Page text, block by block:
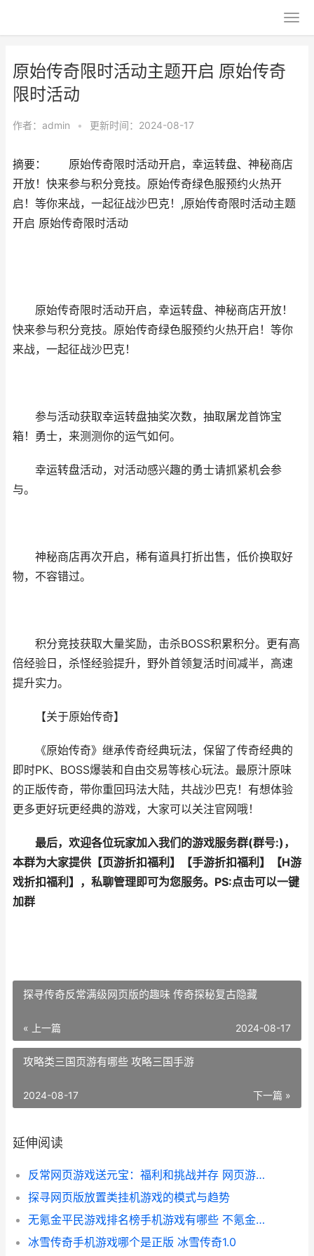
原始传奇限时活动主题开启 原始传奇
限时活动
作者： admin • 更新时间：2024-08-17
摘要： 原始传奇限时活动开启，幸运转盘、神秘商店
开放！快来参与积分竞技。原始传奇绿色服预约火热开
启！等你来战，一起征战沙巴克！,原始传奇限时活动主题
开启 原始传奇限时活动
原始传奇限时活动开启，幸运转盘、神秘商店开放！
快来参与积分竞技。 原始传奇绿色服预约火热开启！等你
来战，一起征战沙巴克！
参与活动获取幸运转盘抽奖次数，抽取屠龙首饰宝
箱！勇士，来测测你的运气如何。
幸运转盘活动，对活动感兴趣的勇士请抓紧机会参
与。
神秘商店再次开启，稀有道具打折出售，低价换取好
物，不容错过。
积分竞技获取大量奖励，击杀BOSS积累积分。更有高
倍经验日，杀怪经验提升，野外首领复活时间减半，高速
提升实力。
【关于原始传奇】
《原始传奇》继承传奇经典玩法，保留了传奇经典的
即时PK、BOSS爆装和自由交易等核心玩法。最原汁原味
的正版传奇，带你重回玛法大陆，共战沙巴克！有想体验
更多更好玩更经典的游戏，大家可以关注官网哦！
最后，欢迎各位玩家加入我们的游戏服务群(群号:)，
本群为大家提供【页游折扣福利 】【手游折扣福利 】【H游
戏折扣福利 】，私聊管理即可为您服务。 PS:点击可以一键
加群
探寻传奇反常满级网页版的趣味 传奇探秘复古隐藏
« 上一篇 2024-08-17
攻略类三国页游有哪些 攻略三国手游
下一篇 »
2024-08-17
延伸阅读
反常网页游戏送元宝：福利和挑战并存 网页游戏返利网
探寻网页版放置类挂机游戏的模式与趋势
无氪金平民游戏排名榜手机游戏有哪些 不氪金的好玩游戏
冰雪传奇手机游戏哪个是正版 冰雪传奇1.0